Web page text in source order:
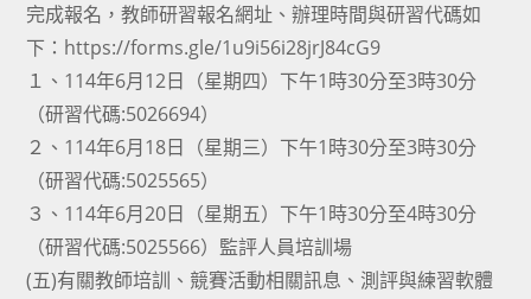
完成報名，教師研習報名網址、辦理時間與研習代碼如
下：https://forms.gle/1u9i56i28jrJ84cG9
１、114年6月12日（星期四）下午1時30分至3時30分
（研習代碼:5026694）
２、114年6月18日（星期三）下午1時30分至3時30分
（研習代碼:5025565）
３、114年6月20日（星期五）下午1時30分至4時30分
（研習代碼:5025566）監評人員培訓場
(五)有關教師培訓、競賽活動相關訊息、測評與練習軟體